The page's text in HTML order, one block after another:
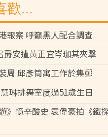
歡...
報案 呼籲黑人配合調查
爵安遭黃正宜岑珈其夾擊
周 邱彥筒寓工作於集郵
琳排舞室度過51歲生日
》憶辛酸史 袁偉豪拍《鐵